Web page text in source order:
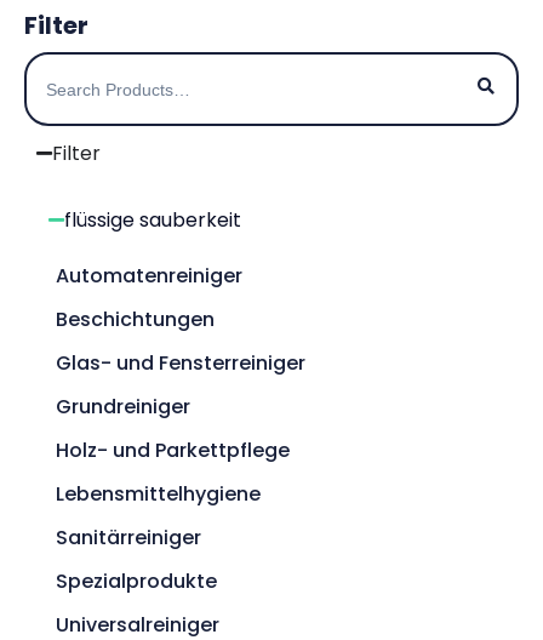
Filter
Filter
flüssige sauberkeit
Automatenreiniger
Beschichtungen
Glas- und Fensterreiniger
Grundreiniger
Holz- und Parkettpflege
Lebensmittelhygiene
Sanitärreiniger
Spezialprodukte
Universalreiniger